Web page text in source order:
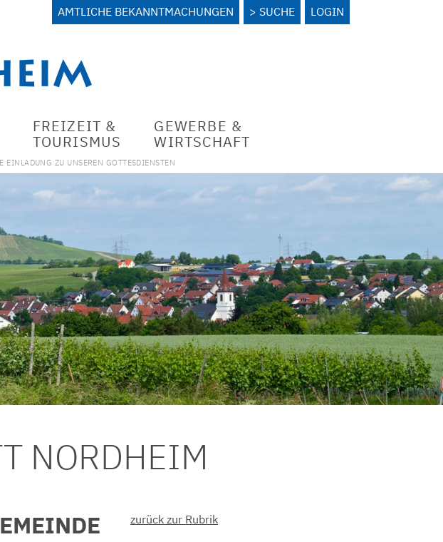
AMTLICHE BEKANNTMACHUNGEN SUCHE LOGIN
FREIZEIT &
TOURISMUS
GEWERBE &
WIRTSCHAFT
EINLADUNG ZU UNSEREN GOTTESDIENSTEN
NORDHEIM
zurück zur Rubrik